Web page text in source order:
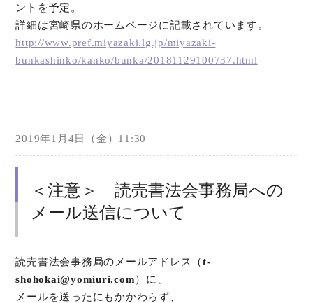
ントを予定。
詳細は宮崎県のホームページに記載されています。
http://www.pref.miyazaki.lg.jp/miyazaki-
bunkashinko/kanko/bunka/20181129100737.html
2019年1月4日（金）11:30
＜注意＞ 読売書法会事務局への
メール送信について
読売書法会事務局のメールアドレス（t-
shohokai@yomiuri.com）に、
メールを送ったにもかかわらず、